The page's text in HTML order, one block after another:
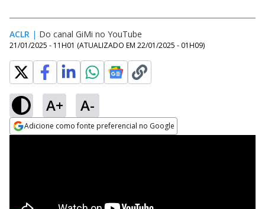
ACLR | Do canal GiMi no YouTube
21/01/2025 - 11H01 (ATUALIZADO EM 22/01/2025 - 01H09)
A+ A-
Adicione como fonte preferencial no Google